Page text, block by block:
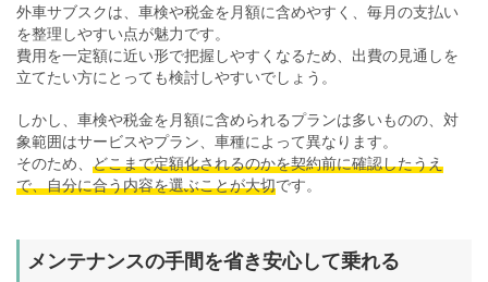
外車サブスクは、車検や税金を月額に含めやすく、毎月の支払い
を整理しやすい点が魅力です。
費用を一定額に近い形で把握しやすくなるため、出費の見通しを
立てたい方にとっても検討しやすいでしょう。
しかし、車検や税金を月額に含められるプランは多いものの、対
象範囲はサービスやプラン、車種によって異なります。
そのため、 どこまで定額化されるのかを契約前に確認したうえ
で、自分に合う内容を選ぶことが大切です。
メンテナンスの手間を省き安心して乗れる